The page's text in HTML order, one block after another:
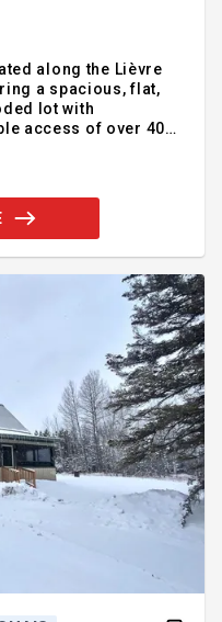
along the Lièvre
a spacious, flat,
lot with
access of over 40
two bedrooms
and
for potential buyers.
featuring flat